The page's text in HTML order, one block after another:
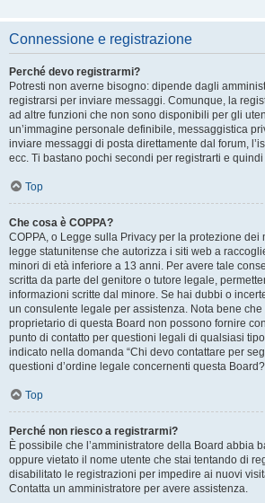
Connessione e registrazione
Perché devo registrarmi?
Potresti non averne bisogno: dipende dagli
registrarsi per inviare messaggi. Comunque, la
ad altre funzioni che non sono disponibili per gli
un’immagine personale definibile, messaggistica
inviare messaggi di posta direttamente dal forum,
ecc. Ti bastano pochi secondi per registrarti e
Top
Che cosa è COPPA?
COPPA, o Legge sulla Privacy per la protezione dei
legge statunitense che autorizza i siti web a
minori di età inferiore a 13 anni. Per avere tale
scritta da parte del genitore o tutore legale,
informazioni scritte dal minore. Se hai dubbi o
un consulente legale per assistenza. Nota bene che
proprietario di questa Board non possono fornire
punto di contatto per questioni legali di qualsiasi
indicato nella domanda “Chi devo contattare per
questioni d’ordine legale concernenti questa
Top
Perché non riesco a registrarmi?
È possibile che l’amministratore della Board abbia
oppure vietato il nome utente che stai tentando di
disabilitato le registrazioni per impedire ai nuovi
Contatta un amministratore per avere assistenza.